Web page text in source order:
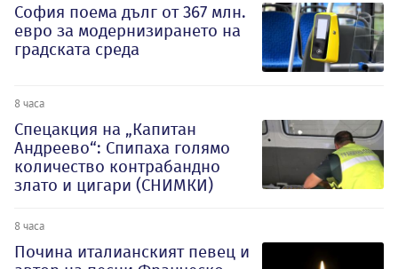
София поема дълг от 367 млн.
евро за модернизирането на
градската среда
8 часа
Спецакция на „Капитан
Андреево“: Спипаха голямо
количество контрабандно
злато и цигари (СНИМКИ)
8 часа
Почина италианският певец и